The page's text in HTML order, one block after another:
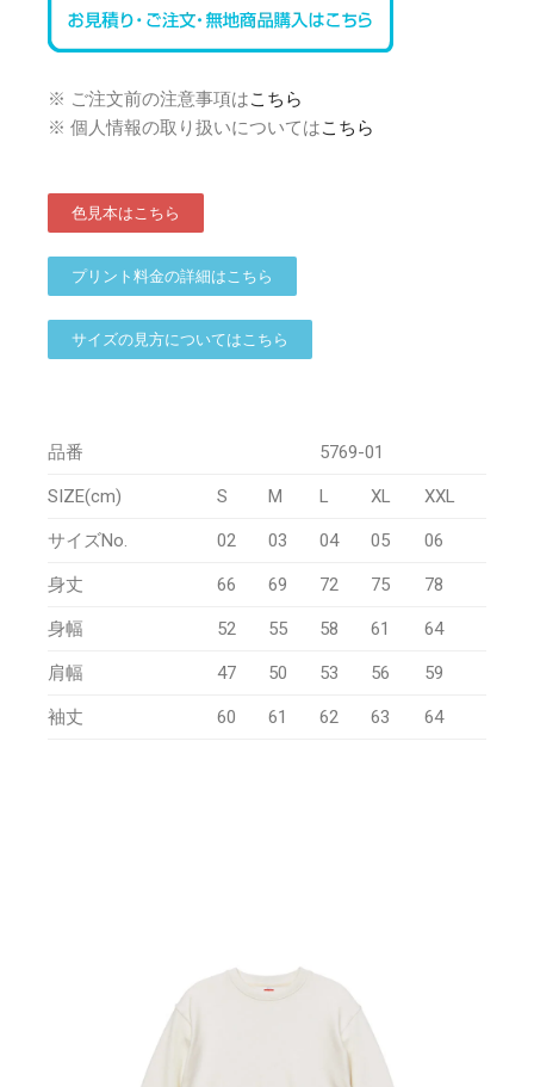
※ ご注文前の注意事項はこちら
※ 個人情報の取り扱いについてはこちら
色見本はこちら
プリント料金の詳細はこちら
サイズの見方についてはこちら
品番 5769-01
SIZE(cm) S M L XL XXL
サイズNo. 02 03 04 05 06
身丈 66 69 72 75 78
身幅 52 55 58 61 64
肩幅 47 50 53 56 59
袖丈 60 61 62 63 64